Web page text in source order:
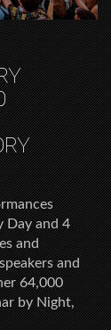
Day and 4
and
and
64,000
by Night,